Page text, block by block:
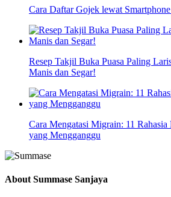
Cara Daftar Gojek lewat
Resep Takjil Buka Puasa Paling
Manis dan Segar!
Cara Mengatasi Migrain: 11 Rahasia
yang Mengganggu
About Summase Sanjaya